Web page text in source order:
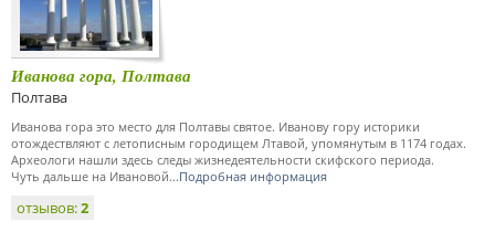
Иванова гора, Полтава
Полтава
Иванова гора это место для Полтавы святое. Иванову гору историки
отождествляют с летописным городищем Лтавой, упомянутым в 1174 годах.
Археологи нашли здесь следы жизнедеятельности скифского периода.
Чуть дальше на Ивановой...Подробная информация
отзывов:2